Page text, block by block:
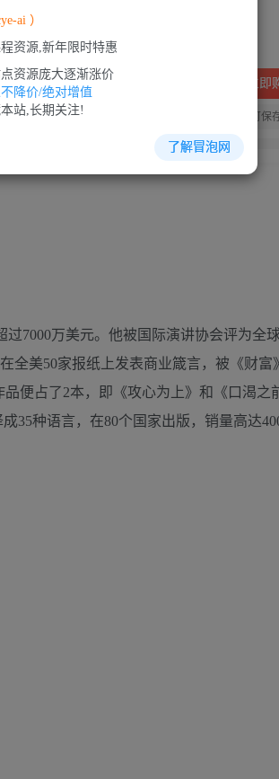
SVIP会员
免费
立即
您当前未登录！建议登陆后购买，可保
7000万美元。他被国际演讲协会评为全
全美50家报纸上发表商业箴言，被《财富
便占了2本，即《攻心为上》和《口渴之
35种语言，在80个国家出版，销量高达
ai ）
资源,新年限时特惠
资源庞大逐渐涨价
降价/绝对增值
站,长期关注!
了解冒泡网